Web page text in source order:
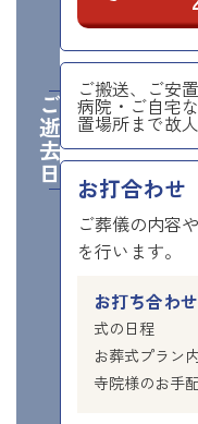
ご逝去日 ご搬送、ご安置
病院・ご自宅
置場所まで故
お打合わせ
ご葬儀の内容
を行います。
お打ち合わ
式の日程
お葬式プラン
寺院様のお手